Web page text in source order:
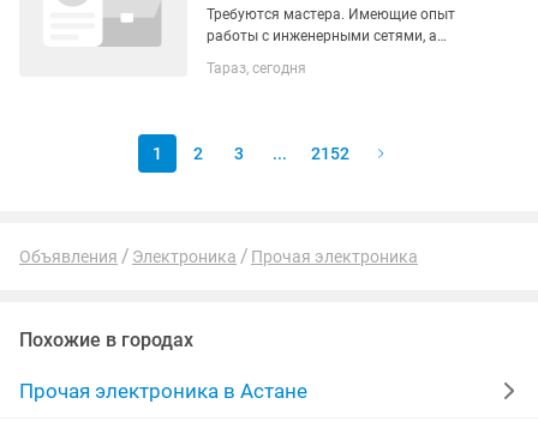
Требуются мастера. Имеющие опыт
работы с инженерными сетями, а
водоснабжения, канализации,
Тараз, сегодня
1 2 3 ... 2152
Объявления Электроника Прочая электроника
Похожие в городах
Прочая электроника в Астане